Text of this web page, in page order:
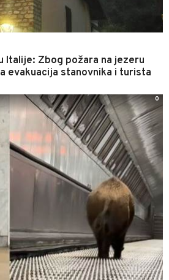
Italije: Zbog požara na jezeru
evakuacija stanovnika i turista
0